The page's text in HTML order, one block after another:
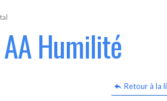
Humilité
Retour à la